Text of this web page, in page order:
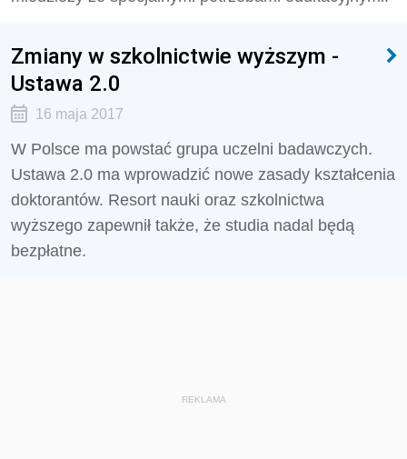
Zmiany w szkolnictwie wyższym -
Ustawa 2.0
16 maja 2017
W Polsce ma powstać grupa uczelni badawczych.
Ustawa 2.0 ma wprowadzić nowe zasady kształcenia
doktorantów. Resort nauki oraz szkolnictwa
wyższego zapewnił także, że studia nadal będą
bezpłatne.
REKLAMA